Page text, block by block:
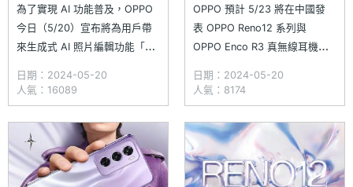
為了實現 AI 功能普及，OPPO
今日（5/20）宣布將為用戶帶
來生成式 AI 照片編輯功能「AI
Reno11 系列手機（Reno11
Pro、Reno11 和 Reno11 F）陸
續推送更新，接著 5 月底前也
將向Find N3 系列摺疊手機
（Find N3、Find
日期：2024-05-20
人氣：16089
OPPO 預計 5/23 將在中國發
表 OPPO Reno12 系列與
OPPO Enco R3 真無線耳機，
布 OPPO Reno12、Reno12
Pro 總共 6 種機身顏色外，還
有 OPPO Reno12 系列產品特
色，以及 OPPO Enco R3 耳
日期：2024-05-20
人氣：8174